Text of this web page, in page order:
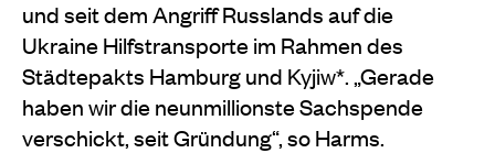
und seit dem Angriff Russlands auf die
Ukraine Hilfstransporte im Rahmen des
Städtepakts Hamburg und Kyjiw*. „Gerade
haben wir die neunmillionste Sachspende
verschickt, seit Gründung“, so Harms.